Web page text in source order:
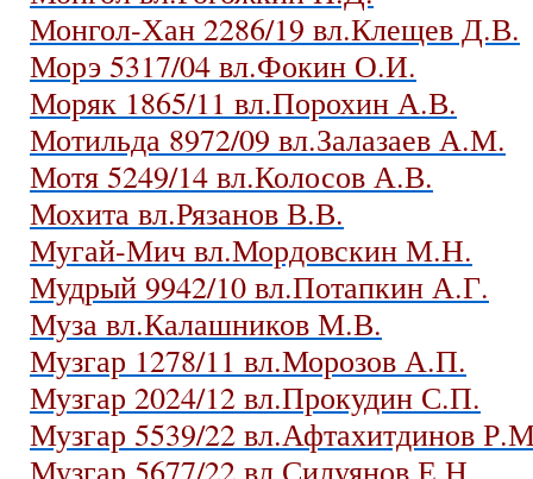
Монгол-Хан 2286/19 вл.Клещев Д.В.
Морэ 5317/04 вл.Фокин О.И.
Моряк 1865/11 вл.Порохин А.В.
Мотильда 8972/09 вл.Залазаев А.М.
Мотя 5249/14 вл.Колосов А.В.
Мохита вл.Рязанов В.В.
Мугай-Мич вл.Мордовскин М.Н.
Мудрый 9942/10 вл.Потапкин А.Г.
Муза вл.Калашников М.В.
Музгар 1278/11 вл.Морозов А.П.
Музгар 2024/12 вл.Прокудин С.П.
Музгар 5539/22 вл.Афтахитдинов
Музгар 5677/22 вл.Силуянов Е.Н.